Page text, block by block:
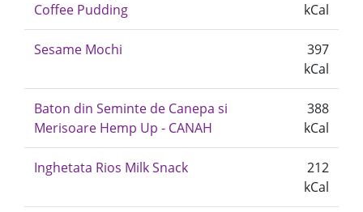
Coffee Pudding
kCal
Sesame Mochi
397
kCal
Baton din Seminte de Canepa si
Merisoare Hemp Up - CANAH
388
kCal
Inghetata Rios Milk Snack
212
kCal